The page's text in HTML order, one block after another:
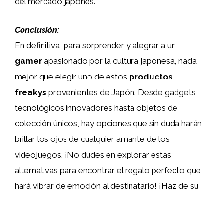
Conclusión:
En definitiva, para sorprender y alegrar a un
gamer apasionado por la cultura japonesa, nada
mejor que elegir uno de estos productos
freakys provenientes de Japón. Desde gadgets
tecnológicos innovadores hasta objetos de
colección únicos, hay opciones que sin duda harán
brillar los ojos de cualquier amante de los
videojuegos. ¡No dudes en explorar estas
alternativas para encontrar el regalo perfecto que
hará vibrar de emoción al destinatario! ¡Haz de su